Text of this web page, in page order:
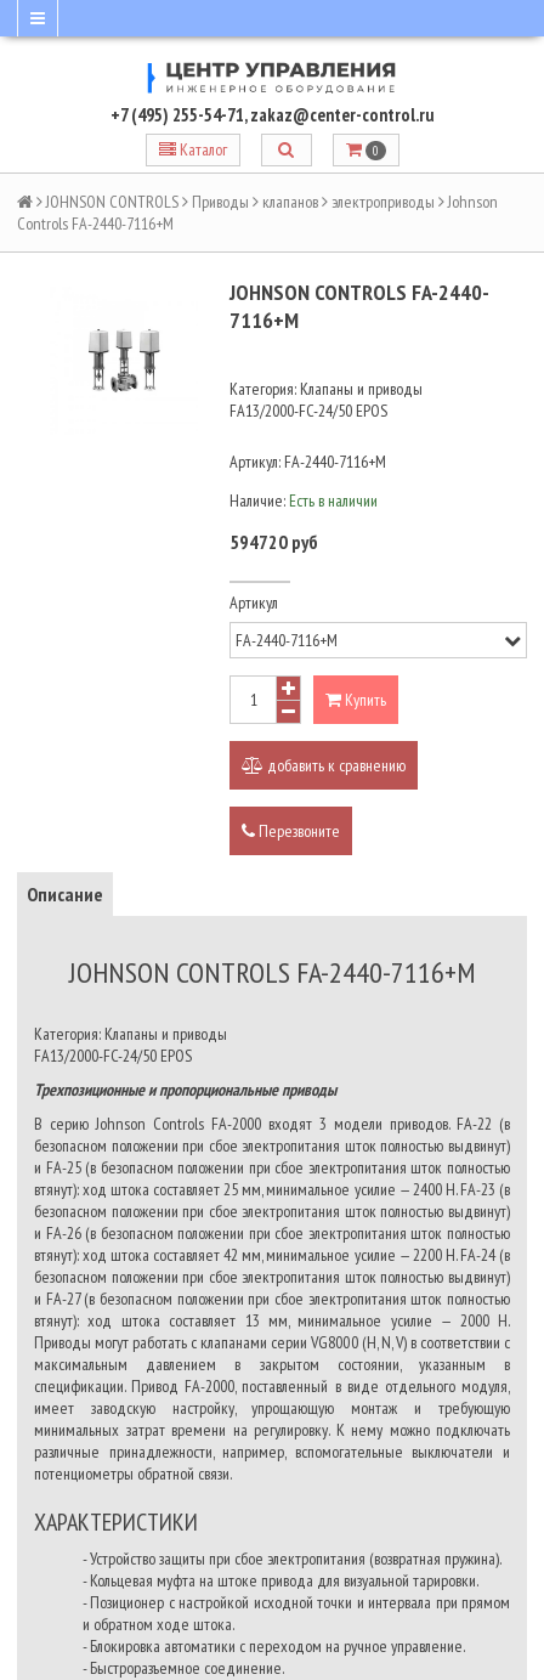
+7 (495) 255-54-71,zakaz@center-control.ru
Каталог 0
JOHNSON CONTROLS Приводы клапанов электроприводы
Johnson
Controls FA-2440-7116+M
JOHNSON CONTROLS FA-2440-
7116+M
Категория: Клапаны и приводы
FA13/2000-FC-24/50 EPOS
Артикул: FA-2440-7116+M
Наличие: Есть в наличии
594720 руб
Артикул
Купить
добавить к сравнению
Перезвоните
Описание
JOHNSON CONTROLS FA-2440-7116+M
Категория: Клапаны и приводы
FA13/2000-FC-24/50 EPOS
Трехпозиционные и пропорциональные приводы
В серию Johnson Controls FA-2000 входят 3 модели приводов. FA-22 (в
безопасном положении при сбое электропитания шток полностью выдвинут)
и FA-25 (в безопасном положении при сбое электропитания шток полностью
втянут): ход штока составляет 25 мм, минимальное усилие — 2400 Н. FA-23 (в
безопасном положении при сбое электропитания шток полностью выдвинут)
и FA-26 (в безопасном положении при сбое электропитания шток полностью
втянут): ход штока составляет 42 мм, минимальное усилие — 2200 Н. FA-24 (в
безопасном положении при сбое электропитания шток полностью выдвинут)
и FA-27 (в безопасном положении при сбое электропитания шток полностью
втянут): ход штока составляет 13 мм, минимальное усилие — 2000 Н.
Приводы могут работать с клапанами серии VG8000 (H, N, V) в соответствии с
максимальным давлением в закрытом состоянии, указанным в
спецификации. Привод FA-2000, поставленный в виде отдельного модуля,
имеет заводскую настройку, упрощающую монтаж и требующую
минимальных затрат времени на регулировку. К нему можно подключать
различные принадлежности, например, вспомогательные выключатели и
потенциометры обратной связи.
ХАРАКТЕРИСТИКИ
- Устройство защиты при сбое электропитания (возвратная пружина).
- Кольцевая муфта на штоке привода для визуальной тарировки.
- Позиционер с настройкой исходной точки и интервала при прямом
и обратном ходе штока.
- Блокировка автоматики с переходом на ручное управление.
- Быстроразъемное соединение.